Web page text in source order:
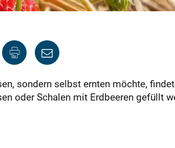
sondern selbst ernten möchte,
oder Schalen mit Erdbeeren gefüllt